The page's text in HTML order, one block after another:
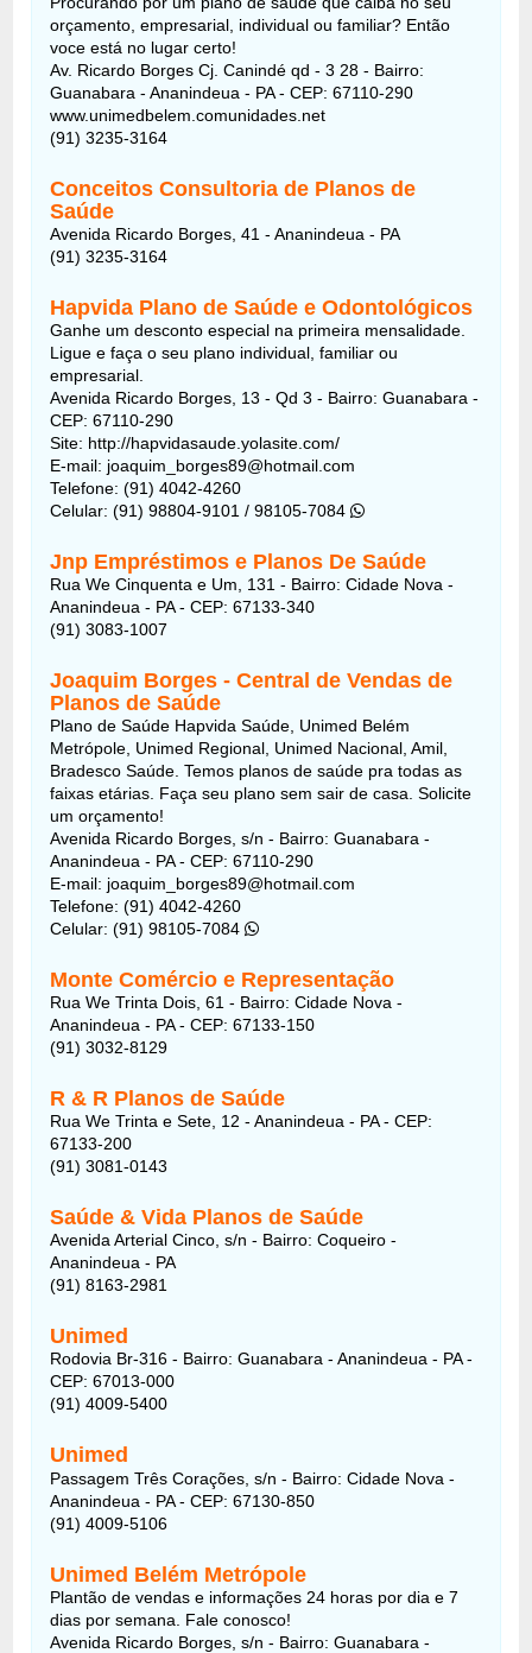
orçamento, empresarial, individual ou familiar? Então
voce está no lugar certo!
Av. Ricardo Borges Cj. Canindé qd - 3 28 - Bairro:
Guanabara -Ananindeua - PA- CEP: 67110-290
www.unimedbelem.comunidades.net
(91) 3235-3164
Conceitos Consultoria de Planos de
Saúde
Avenida Ricardo Borges, 41 - Ananindeua - PA
(91) 3235-3164
Hapvida Plano de Saúde e Odontológicos
Ganhe um desconto especial na primeira mensalidade.
Ligue e faça o seu plano individual, familiar ou
empresarial.
Avenida Ricardo Borges, 13 - Qd 3 - Bairro: Guanabara -
CEP: 67110-290
Site: http://hapvidasaude.yolasite.com/
E-mail: joaquim_borges89@hotmail.com
Telefone: (91) 4042-4260
Celular: (91) 98804-9101 / 98105-7084
Jnp Empréstimos e Planos De Saúde
Rua We Cinquenta e Um, 131 - Bairro: Cidade Nova -
Ananindeua - PA - CEP: 67133-340
(91) 3083-1007
Joaquim Borges - Central de Vendas de
Planos de Saúde
Plano de Saúde Hapvida Saúde, Unimed Belém
Metrópole, Unimed Regional, Unimed Nacional, Amil,
Bradesco Saúde. Temos planos de saúde pra todas as
faixas etárias. Faça seu plano sem sair de casa. Solicite
um orçamento!
Avenida Ricardo Borges, s/n - Bairro: Guanabara -
Ananindeua - PA - CEP: 67110-290
E-mail: joaquim_borges89@hotmail.com
Telefone: (91) 4042-4260
Celular: (91) 98105-7084
Monte Comércio e Representação
Rua We Trinta Dois, 61 - Bairro: Cidade Nova -
Ananindeua - PA - CEP: 67133-150
(91) 3032-8129
R & R Planos de Saúde
Rua We Trinta e Sete, 12 - Ananindeua - PA - CEP:
67133-200
(91) 3081-0143
Saúde & Vida Planos de Saúde
Avenida Arterial Cinco, s/n - Bairro: Coqueiro -
Ananindeua - PA
(91) 8163-2981
Unimed
Rodovia Br-316 - Bairro: Guanabara - Ananindeua - PA -
CEP: 67013-000
(91) 4009-5400
Unimed
Passagem Três Corações, s/n - Bairro: Cidade Nova -
Ananindeua - PA - CEP: 67130-850
(91) 4009-5106
Unimed Belém Metrópole
Plantão de vendas e informações 24 horas por dia e 7
dias por semana. Fale conosco!
Avenida Ricardo Borges, s/n - Bairro: Guanabara -